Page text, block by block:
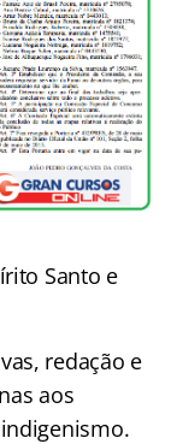
Santo e
redação e
aos